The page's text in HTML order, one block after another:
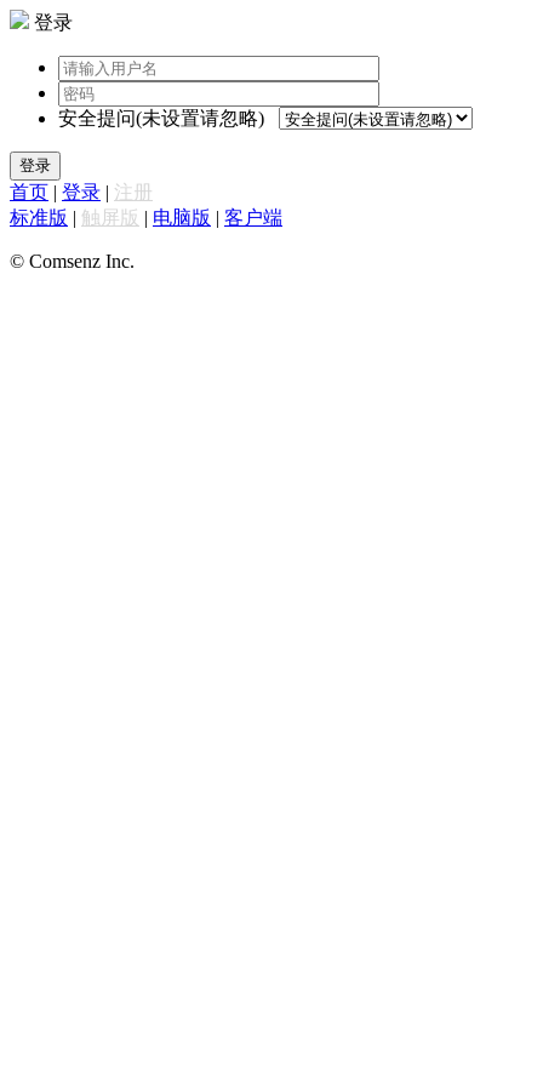
登录
安全提问(未设置请忽略)
登录
首页 | 登录 | 注册
标准版 | 触屏版 | 电脑版 | 客户端
© Comsenz Inc.